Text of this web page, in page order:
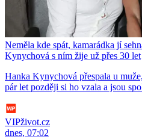
Neměla kde spát, kamarádka jí
Kynychová s ním žije už přes 30 let
Hanka Kynychová přespala u
pár let později si ho vzala a jsou
VIPživot.cz
dnes, 07:02